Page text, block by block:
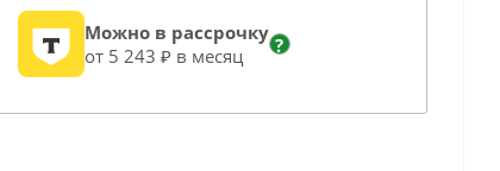
Можно в рассрочку
от 5 243 ₽ в месяц
?